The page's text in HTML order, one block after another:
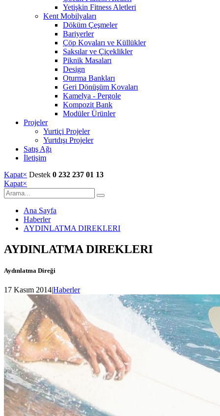
Yetişkin Fitness Aletleri
Kent Mobilyaları
Döküm Çeşmeler
Bariyerler
Çöp Kovaları ve Küllükler
Saksılar ve Çiçeklikler
Piknik Masaları
Design
Oturma Bankları
Geri Dönüşüm Kovaları
Kamelya - Pergole
Kompozit Bank
Modüler Ürünler
Projeler
Yurtiçi Projeler
Yurtdışı Projeler
Satış Ağı
İletişim
Kapat× Destek 0 232 237 01 13
Kapat×
Ana Sayfa
Haberler
AYDINLATMA DIREKLERI
AYDINLATMA DIREKLERI
Aydınlatma Direği
17 Kasım 2014|Haberler